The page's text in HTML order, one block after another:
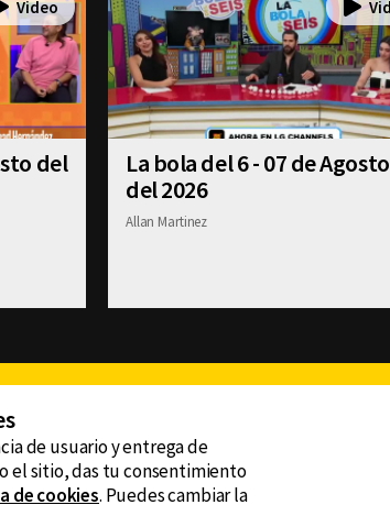
del
La bola del 6 - 07 de Agosto
del 2026
Allan Martinez
PRIVACIDAD
de usuario y entrega de
el sitio, das tu consentimiento
de cookies. Puedes cambiar la